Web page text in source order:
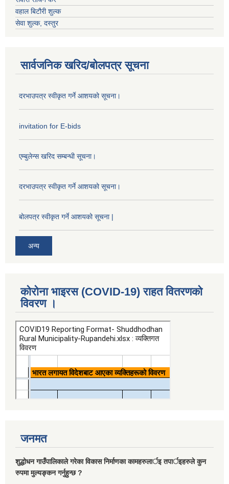
वहाल बिटौरी शुल्क
सेवा शुल्क, दस्तुर
सार्वजनिक खरिद/बोलपत्र सूचना
दरभाउपत्र स्वीकृत गर्ने आशयको सूचना।
invitation for E-bids
एम्बुलेन्स खरिद सम्बन्धी सूचना।
दरभाउपत्र स्वीकृत गर्ने आशयको सूचना।
बोलपत्र स्वीकृत गर्ने आशयको सूचना |
अन्य
कोरोना भाइरस (COVID-19) राहत वितरणको
विवरण ।
जनमत
शुद्धोधन गाउँपालिकाले गरेका विकास निर्माणका कामहरुलार्इ तपार्इहरुले कुन
रुपमा मुल्यङ्कन गर्नुहुन्छ ?